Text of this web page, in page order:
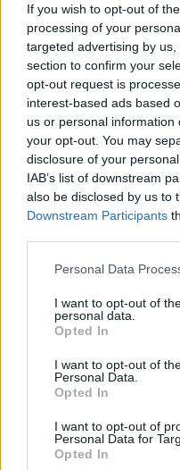
If you wish to opt-out of
processing of your
targeted advertising by
section to confirm your
opt-out request is
interest-based ads based
us or personal
your opt-out. You may
disclosure of your
IAB’s list of downstream
also be disclosed by us to
Downstream Participants
Personal Data
I want to opt-out of
personal data.
Opted In
I want to opt-out of
Personal Data.
Opted In
I want to opt-out of
Personal Data for
Opted In
Hasznos
Impresszum
Szerzői jogok
Adatvédelmi
Cookie-kezelési
Hozzászólási
Nyomtatott
Székely
Sütibeállítások
Médiatér